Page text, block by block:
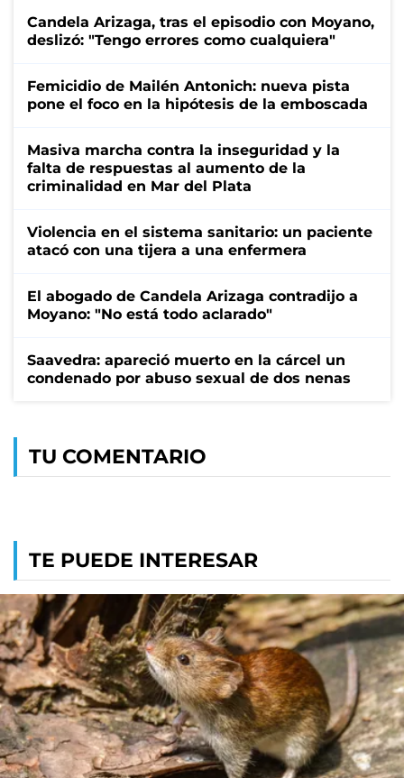
Candela Arizaga, tras el episodio con Moyano,
deslizó: "Tengo errores como cualquiera"
Femicidio de Mailén Antonich: nueva pista
pone el foco en la hipótesis de la emboscada
Masiva marcha contra la inseguridad y la
falta de respuestas al aumento de la
criminalidad en Mar del Plata
Violencia en el sistema sanitario: un paciente
atacó con una tijera a una enfermera
El abogado de Candela Arizaga contradijo a
Moyano: "No está todo aclarado"
Saavedra: apareció muerto en la cárcel un
condenado por abuso sexual de dos nenas
TU COMENTARIO
TE PUEDE INTERESAR